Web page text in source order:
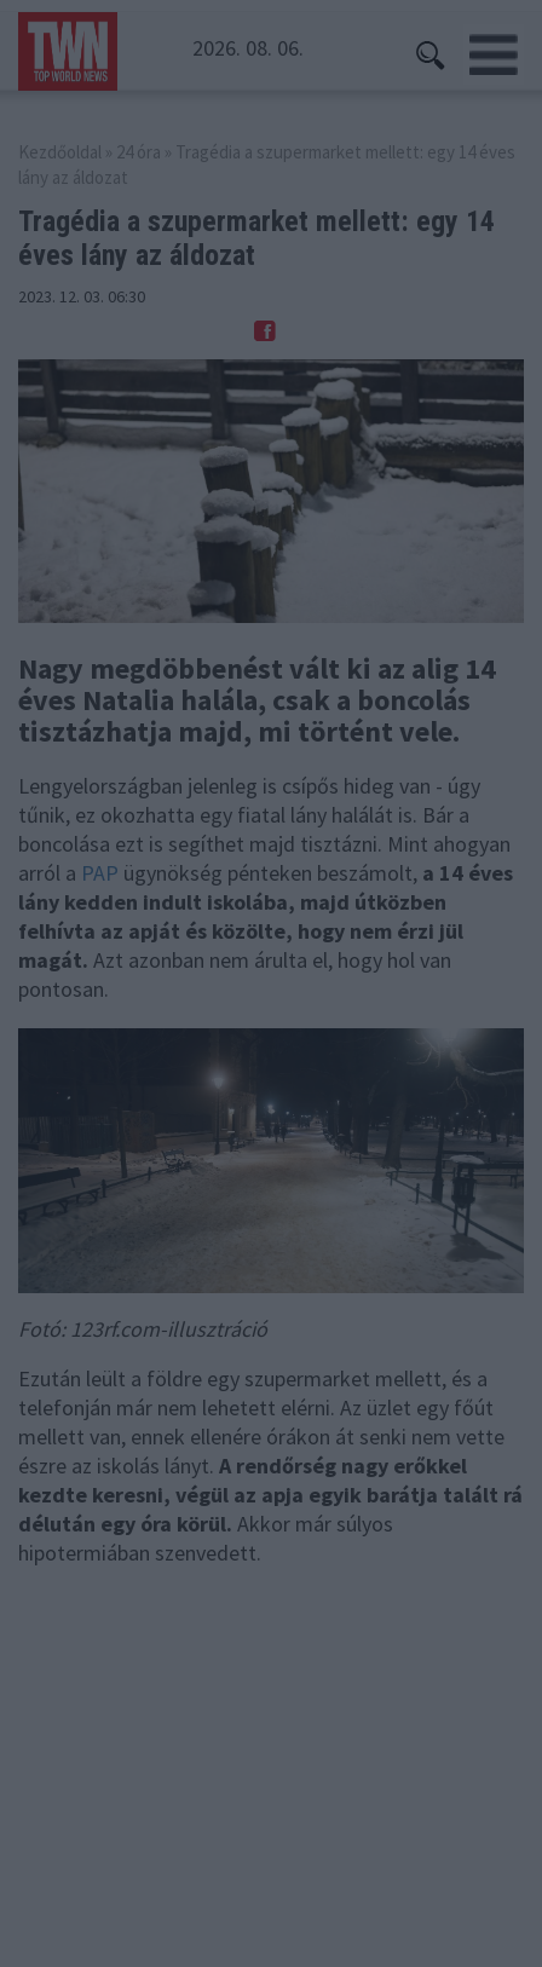
2026. 08. 06.
Kezdőoldal » 24 óra » Tragédia a szupermarket mellett: egy 14 éves
lány az áldozat
Tragédia a szupermarket mellett: egy 14
éves lány az áldozat
2023. 12. 03. 06:30
Nagy megdöbbenést vált ki az alig 14
éves Natalia halála, csak a boncolás
tisztázhatja majd, mi történt vele.
Lengyelországban jelenleg is csípős hideg van - úgy
tűnik, ez okozhatta egy fiatal lány halálát is. Bár a
boncolása ezt is segíthet majd tisztázni. Mint ahogyan
arról a PAP ügynökség pénteken beszámolt, a 14 éves
lány kedden indult iskolába, majd útközben
felhívta az apját és közölte, hogy nem érzi jül
magát. Azt azonban nem árulta el, hogy hol van
pontosan.
Fotó: 123rf.com-illusztráció
Ezután leült a földre egy szupermarket mellett, és a
telefonján már nem lehetett elérni. Az üzlet egy főút
mellett van, ennek ellenére órákon át senki nem vette
észre az iskolás lányt. A rendőrség nagy erőkkel
kezdte keresni, végül az apja egyik barátja talált rá
délután egy óra körül. Akkor már súlyos
hipotermiában szenvedett.